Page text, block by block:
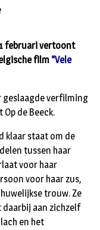
februari vertoont
film “Vele
geslaagde verfilming
de Beeck.
klaar staat om de
tussen haar
voor haar
voor haar zus,
trouw. Ze
daarbij aan zichzelf
en het